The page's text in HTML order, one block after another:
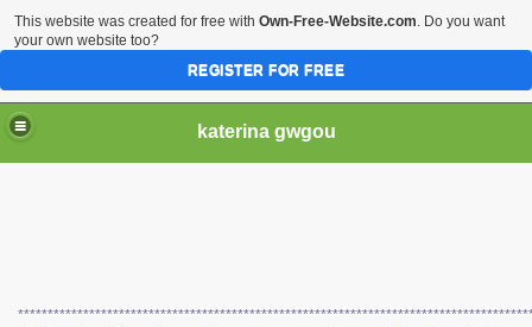
katerina gwgou
This website was created for free with Own-Free-Website.com. Do you want
your own website too?
REGISTER FOR FREE